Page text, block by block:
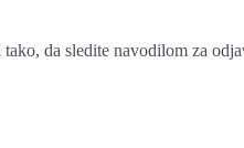
da sledite navodilom za